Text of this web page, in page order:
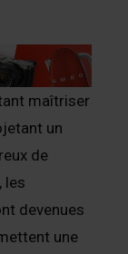
maîtriser
un
de
les
devenues
une